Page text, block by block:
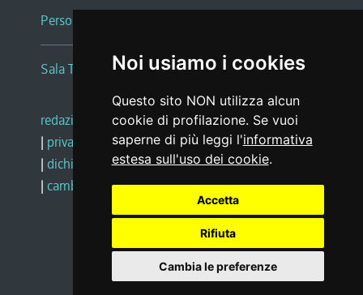
Noi usiamo i cookies
Questo sito NON utilizza alcun
cookie di profilazione. Se vuoi
saperne di più leggi l'informativa
estesa sull'uso dei cookie.
Accetta
Rifiuta
Cambia le preferenze
Persone e Uffici
Sala Tiziano Tessitori
redazione web |note legali |glossario
| privacy
social media policy
| dichiarazione di accessibilità |feedback
| cambio preferenze cookie
Realizzato da